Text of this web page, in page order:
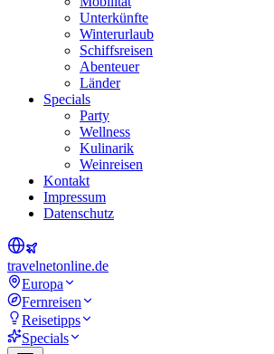
Unterkünfte
Winterurlaub
Schiffsreisen
Abenteuer
Länder
Specials
Party
Wellness
Kulinarik
Weinreisen
Kontakt
Impressum
Datenschutz
travelnetonline.de
Europa
Fernreisen
Reisetipps
Specials